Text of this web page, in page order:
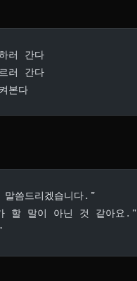
러 간다
러 간다
본다
씀드리겠습니다."
할 말이 아닌 것 같아요."